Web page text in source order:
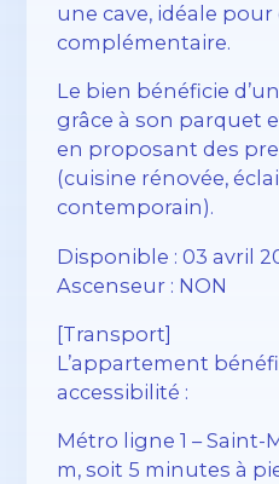
une cave, idéale
complémentaire.
Le bien bénéficie
grâce à son parquet
en proposant des
(cuisine rénovée,
contemporain).
Disponible : 03 avril
Ascenseur : NON
[Transport]
L’appartement
accessibilité :
Métro ligne 1 –
m, soit 5 minutes à